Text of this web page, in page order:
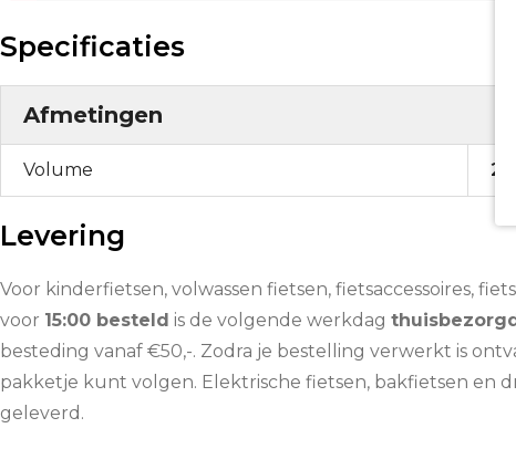
Specificaties
Afmetingen
Volume
Levering
Voor kinderfietsen, volwassen fietsen, fietsaccessoires,
voor 15:00 besteld is de volgende werkdag
besteding vanaf €50,-. Zodra je bestelling verwerkt is
pakketje kunt volgen. Elektrische fietsen, bakfietsen en
geleverd.